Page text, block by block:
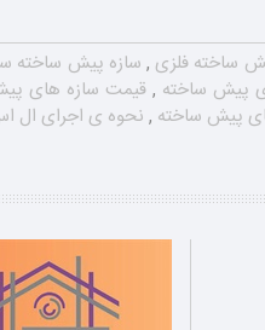
ساخته فلزی , سازه پیش ساخته
پیش ساخته , قیمت سازه های
پیش ساخته , نحوه ی اجرای ال